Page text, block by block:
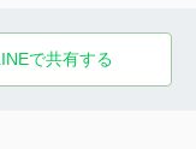
で共有する